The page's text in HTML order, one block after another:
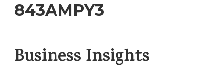
843AMPY3
Business Insights